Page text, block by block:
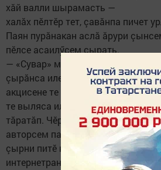
хăй валли шырамасть —
халăх пӗлтӗр тет, çавăнпа пичет
Паян пурăнакан аслă ăрури
пӗлсе асаилӳсем çырать.
— «Сувар» маншăн — чи çывăххи,
çырăнса илетӗп. Çырăнакансен
акцисене те кашнинчех
те выляса илнӗччӗ. Кашни номере
тăратăп. Чӗрӗ хаçат тенӗ
авторсем паянхи пурнăç, паянхи
çырни питӗ нумай. Паянхи хăш-
интернетран илсе чăвашла